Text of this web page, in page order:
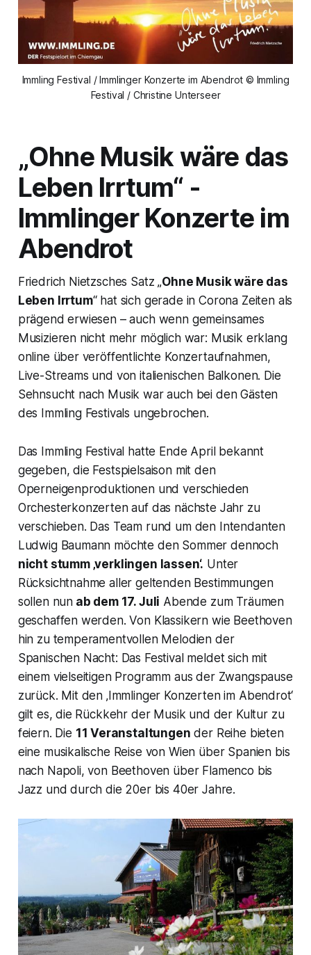
Immling Festival / Immlinger Konzerte im Abendrot © Immling
Festival / Christine Unterseer
„Ohne Musik wäre das
Leben Irrtum“ -
Immlinger Konzerte im
Abendrot
Friedrich Nietzsches Satz „Ohne Musik wäre das
Leben Irrtum“ hat sich gerade in Corona Zeiten als
prägend erwiesen – auch wenn gemeinsames
Musizieren nicht mehr möglich war: Musik erklang
online über veröffentlichte Konzertaufnahmen,
Live-Streams und von italienischen Balkonen. Die
Sehnsucht nach Musik war auch bei den Gästen
des Immling Festivals ungebrochen.
Das Immling Festival hatte Ende April bekannt
gegeben, die Festspielsaison mit den
Operneigenproduktionen und verschieden
Orchesterkonzerten auf das nächste Jahr zu
verschieben. Das Team rund um den Intendanten
Ludwig Baumann möchte den Sommer dennoch
nicht stumm ‚verklingen lassen‘. Unter
Rücksichtnahme aller geltenden Bestimmungen
sollen nun ab dem 17. Juli Abende zum Träumen
geschaffen werden. Von Klassikern wie Beethoven
hin zu temperamentvollen Melodien der
Spanischen Nacht: Das Festival meldet sich mit
einem vielseitigen Programm aus der Zwangspause
zurück. Mit den ‚Immlinger Konzerten im Abendrot‘
gilt es, die Rückkehr der Musik und der Kultur zu
feiern. Die 11 Veranstaltungen der Reihe bieten
eine musikalische Reise von Wien über Spanien bis
nach Napoli, von Beethoven über Flamenco bis
Jazz und durch die 20er bis 40er Jahre.